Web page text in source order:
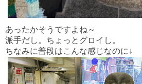
あったかそうですよね～
派手だし。ちょっとグロイし。
ちなみに普段はこんな感じなのに↓